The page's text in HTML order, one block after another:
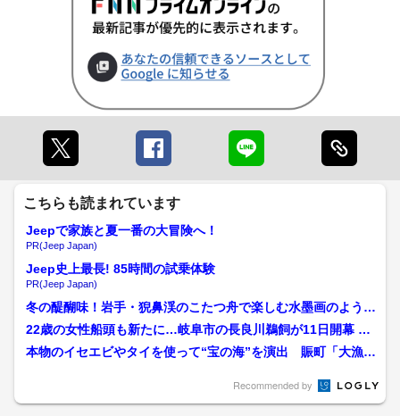
こちらも読まれています
Jeepで家族と夏一番の大冒険へ！
PR(Jeep Japan)
Jeep史上最長! 85時間の試乗体験
PR(Jeep Japan)
冬の醍醐味！岩手・猊鼻渓のこたつ舟で楽しむ水墨画のような
冬景色 「げいび追分」の...
22歳の女性船頭も新たに…岐阜市の長良川鵜飼が11日開幕 夏
頃から運航の高級観覧...
本物のイセエビやタイを使って“宝の海”を演出 賑町「大漁万
Recommended by